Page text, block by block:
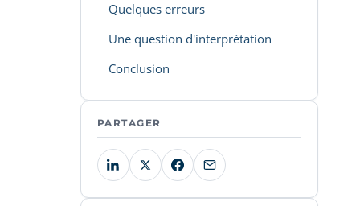
Quelques erreurs
Une question d'interprétation
Conclusion
PARTAGER